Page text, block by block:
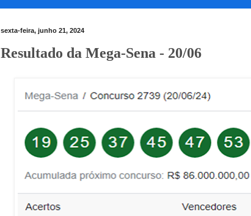
sexta-feira, junho 21, 2024
Resultado da Mega-Sena - 20/06